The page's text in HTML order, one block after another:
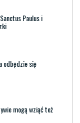
Paulus i
odbędzie się
mogą wziąć też